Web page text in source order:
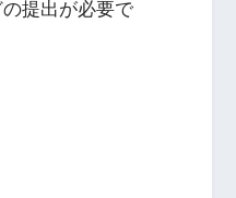
提出が必要で